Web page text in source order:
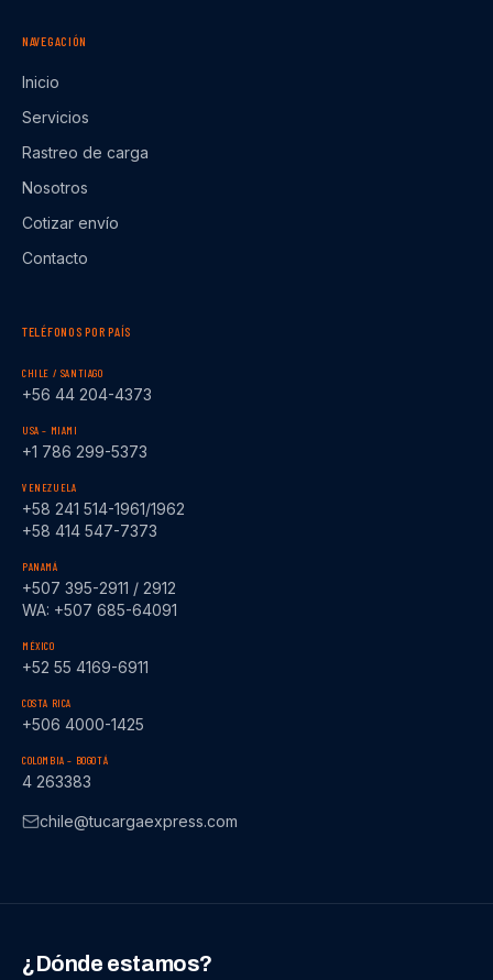
NAVEGACIÓN
Inicio
Servicios
Rastreo de carga
Nosotros
Cotizar envío
Contacto
TELÉFONOS POR PAÍS
CHILE / SANTIAGO
+56 44 204-4373
USA – MIAMI
+1 786 299-5373
VENEZUELA
+58 241 514-1961/1962
+58 414 547-7373
PANAMÁ
+507 395-2911 / 2912
WA: +507 685-64091
MÉXICO
+52 55 4169-6911
COSTA RICA
+506 4000-1425
COLOMBIA – BOGOTÁ
4 263383
chile@tucargaexpress.com
¿Dónde estamos?